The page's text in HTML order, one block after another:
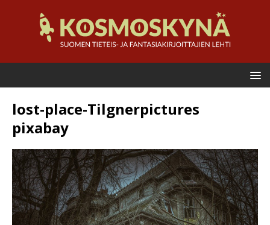
lost-place-Tilgnerpictures
pixabay